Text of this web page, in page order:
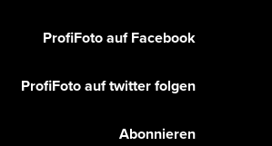
ProfiFoto auf Facebook
ProfiFoto auf twitter folgen
Abonnieren